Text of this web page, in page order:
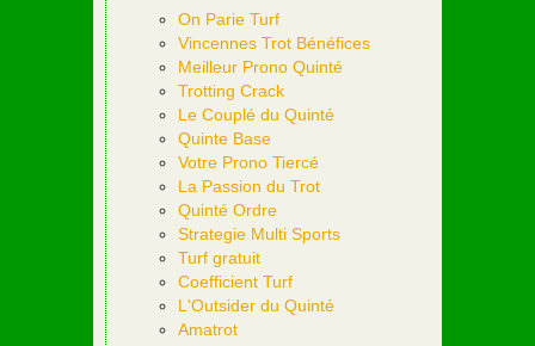
On Parie Turf
Vincennes Trot Bénéfices
Meilleur Prono Quinté
Trotting Crack
Le Couplé du Quinté
Quinte Base
Votre Prono Tiercé
La Passion du Trot
Quinté Ordre
Strategie Multi Sports
Turf gratuit
Coefficient Turf
L'Outsider du Quinté
Amatrot